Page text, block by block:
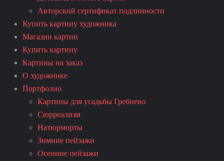
Авторский сертификат подлинности
Купить картину художника
Магазин картин
Купить картину
Картины на заказ
О художнике
Портфолио
Картины для усадьбы Гребнево
Сюрреализм
Натюрморты
Зимние пейзажи
Осенние пейзажи